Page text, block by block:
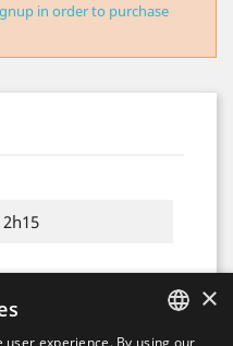
in order to purchase
2h15
×
experience. By using our